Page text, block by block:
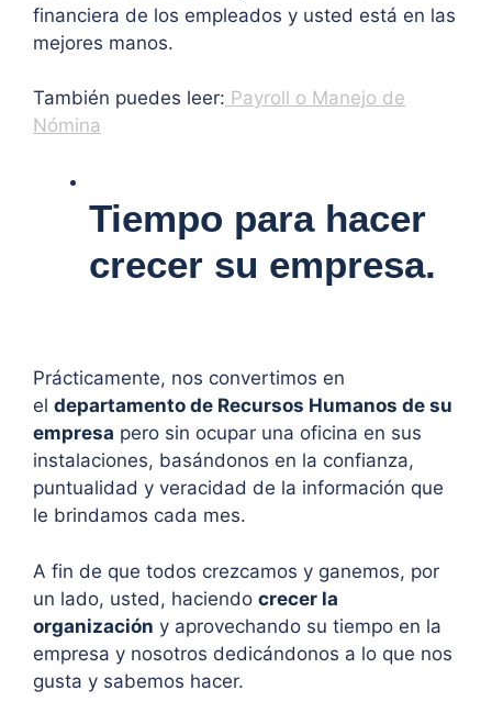
financiera de los empleados y usted está en las
mejores manos.
También puedes leer: Payroll o Manejo de
Nómina
Tiempo para hacer
crecer su empresa.
Prácticamente, nos convertimos en
el departamento de Recursos Humanos de su
empresa pero sin ocupar una oficina en sus
instalaciones, basándonos en la confianza,
puntualidad y veracidad de la información que
le brindamos cada mes.
A fin de que todos crezcamos y ganemos, por
un lado, usted, haciendo crecer la
organización y aprovechando su tiempo en la
empresa y nosotros dedicándonos a lo que nos
gusta y sabemos hacer.